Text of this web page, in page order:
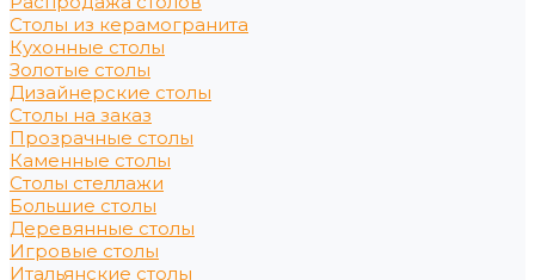
Столы из керамогранита
Кухонные столы
Золотые столы
Дизайнерские столы
Столы на заказ
Прозрачные столы
Каменные столы
Столы стеллажи
Большие столы
Деревянные столы
Игровые столы
Итальянские столы